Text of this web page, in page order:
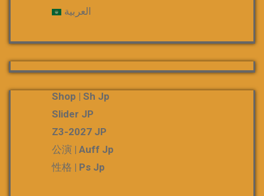
العربية
Shop | Sh Jp
Slider JP
Z3-2027 JP
公演 | Auff Jp
性格 | Ps Jp